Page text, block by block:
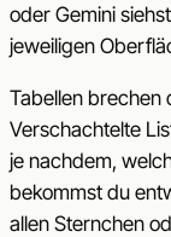
oder Gemini
jeweiligen
Tabellen brechen
Verschachtelte
je nachdem,
bekommst du
allen Sternchen